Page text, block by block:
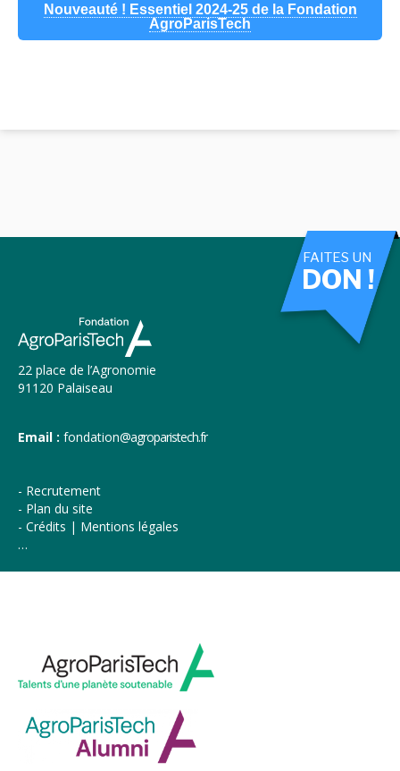
Nouveauté ! Essentiel 2024-25 de la Fondation
AgroParisTech
22 place de l’Agronomie
91120 Palaiseau
Email : fondation@agroparistech.fr
Recrutement
Plan du site
Crédits | Mentions légales
…
FAITES UN
DON !